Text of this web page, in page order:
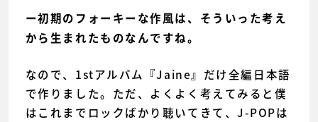
ー初期のフォーキーな作風は、そういった考え
から生まれたものなんですね。
なので、1stアルバム『Jaine』だけ全編日本語
で作りました。ただ、よくよく考えてみると僕
はこれまでロックばかり聴いてきて、J-POPは